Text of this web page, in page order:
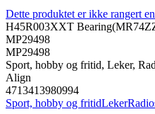
Dette produktet er ikke rangert
H45R003XXT
MP29498
MP29498
Sport, hobby og fritid, Leker,
Align
4713413980994
Sport, hobby og fritidLeker